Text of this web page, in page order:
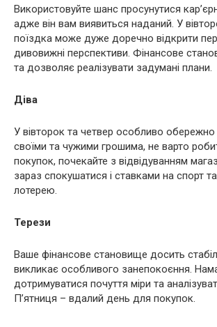
Використовуйте шанс просунутися
адже він вам виявиться наданий. У
поїздка може дуже доречно відкрити
дивовижні перспективи. Фінансове
та дозволяє реалізувати задумані плани.
Діва
У вівторок та четвер особливо обережно
своїми та чужими грошима, не варто
покупок, почекайте з відвідуванням
зараз спокушатися і ставками на спорт
лотерею.
Терези
Ваше фінансове становище досить
викликає особливого занепокоєння.
дотримуватися почуття міри та
П’ятниця – вдалий день для покупок.